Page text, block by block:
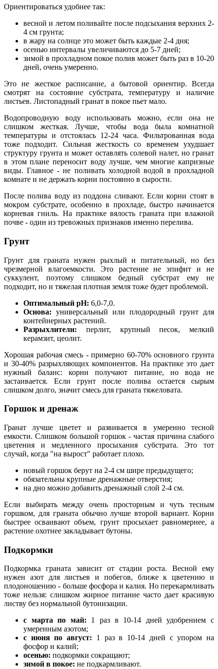
Ориентироваться удобнее так:
весной и летом поливайте после подсыхания верхних 2-
4 см грунта;
в жару на солнце это может быть каждые 2-4 дня;
осенью интервалы увеличиваются до 5-7 дней;
зимой в прохладном покое полив может быть раз в 10-20
дней, очень умеренно.
Это не жесткое расписание, а бытовой ориентир. Всегда
смотрят на состояние субстрата, температуру и наличие
листьев. Листопадный гранат в покое пьет мало.
Водопроводную воду использовать можно, если она не
слишком жесткая. Лучше, чтобы вода была комнатной
температуры и отстоялась 12-24 часа. Фильтрованная вода
тоже подходит. Сильная жесткость со временем ухудшает
структуру грунта и может оставлять солевой налет, но гранат
в этом плане переносит воду лучше, чем многие капризные
виды. Главное - не поливать холодной водой в прохладной
комнате и не держать корни постоянно в сырости.
После полива воду из поддона сливают. Если корни стоят в
мокром субстрате, особенно в прохладе, быстро начинается
корневая гниль. На практике вялость граната при влажной
почве - один из тревожных признаков именно перелива.
Грунт
Грунт для граната нужен рыхлый и питательный, но без
чрезмерной влагоемкости. Это растение не эпифит и не
суккулент, поэтому слишком бедный субстрат ему не
подходит, но и тяжелая плотная земля тоже будет проблемой.
Оптимальный pH: 6,0-7,0.
Основа: универсальный или плодородный грунт для
контейнерных растений.
Разрыхлители: перлит, крупный песок, мелкий
керамзит, цеолит.
Хорошая рабочая смесь - примерно 60-70% основного грунта
и 30-40% разрыхляющих компонентов. На практике это дает
нужный баланс: корни получают питание, но вода не
застаивается. Если грунт после полива остается сырым
слишком долго, значит смесь для граната тяжеловата.
Горшок и дренаж
Гранат лучше цветет и развивается в умеренно тесной
емкости. Слишком большой горшок - частая причина слабого
цветения и медленного просыхания субстрата. Это тот
случай, когда "на вырост" работает плохо.
новый горшок берут на 2-4 см шире предыдущего;
обязательны крупные дренажные отверстия;
на дно можно добавить дренажный слой 2-4 см.
Если выбирать между очень просторным и чуть тесным
горшком, для граната обычно лучше второй вариант. Корни
быстрее осваивают объем, грунт просыхает равномернее, а
растение охотнее закладывает бутоны.
Подкормки
Подкормка граната зависит от стадии роста. Весной ему
нужен азот для листьев и побегов, ближе к цветению и
плодоношению - больше фосфора и калия. Но перекармливать
тоже нельзя: слишком жирное питание часто дает красивую
листву без нормальной бутонизации.
с марта по май: 1 раз в 10-14 дней удобрением с
умеренным азотом;
с июня по август: 1 раз в 10-14 дней с упором на
фосфор и калий;
осенью: подкормки сокращают;
зимой в покое: не подкармливают.